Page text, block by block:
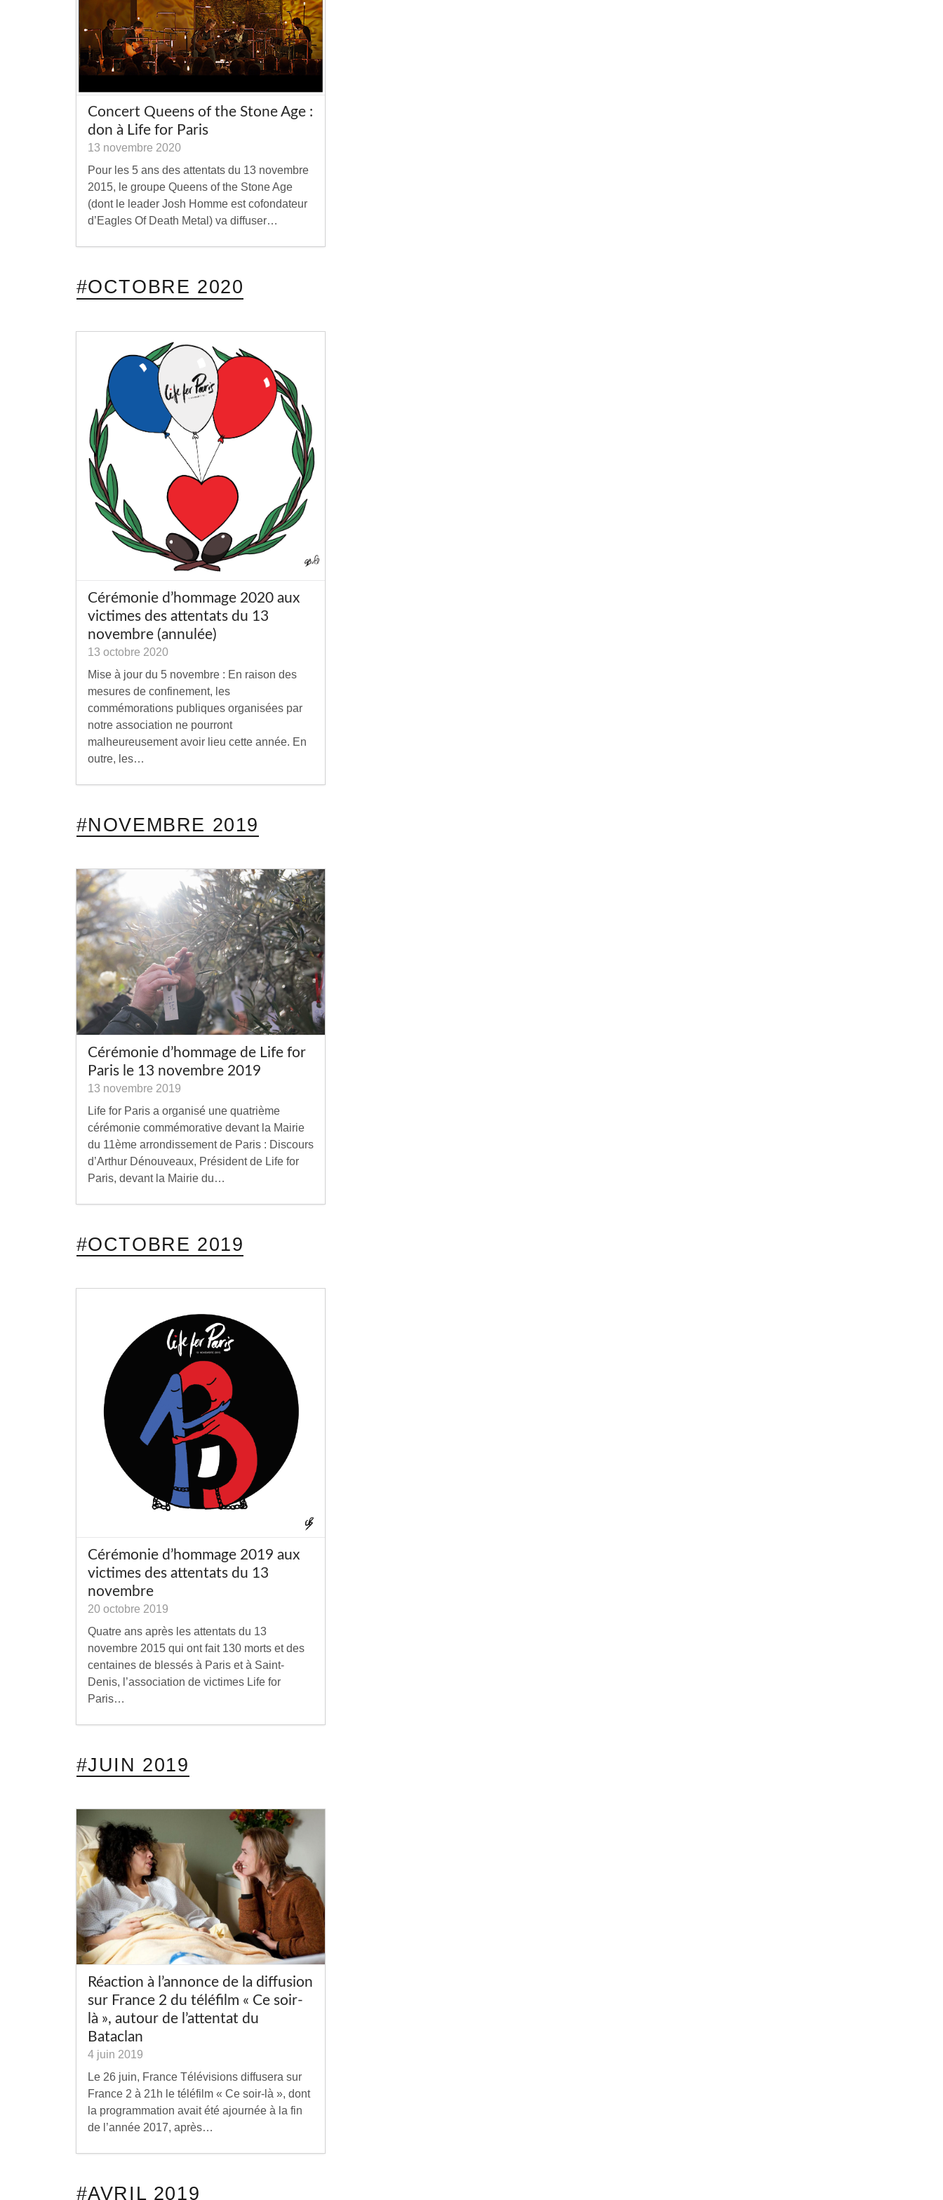
Concert Queens of the Stone Age :
don à Life for Paris
13 novembre 2020
Pour les 5 ans des attentats du 13 novembre
2015, le groupe Queens of the Stone Age
(dont le leader Josh Homme est cofondateur
d’Eagles Of Death Metal) va diffuser…
#OCTOBRE 2020
Cérémonie d’hommage 2020 aux
victimes des attentats du 13
novembre (annulée)
13 octobre 2020
Mise à jour du 5 novembre : En raison des
mesures de confinement, les
commémorations publiques organisées par
notre association ne pourront
malheureusement avoir lieu cette année. En
outre, les…
#NOVEMBRE 2019
Cérémonie d’hommage de Life for
Paris le 13 novembre 2019
13 novembre 2019
Life for Paris a organisé une quatrième
cérémonie commémorative devant la Mairie
du 11ème arrondissement de Paris : Discours
d’Arthur Dénouveaux, Président de Life for
Paris, devant la Mairie du…
#OCTOBRE 2019
Cérémonie d’hommage 2019 aux
victimes des attentats du 13
novembre
20 octobre 2019
Quatre ans après les attentats du 13
novembre 2015 qui ont fait 130 morts et des
centaines de blessés à Paris et à Saint-
Denis, l’association de victimes Life for
Paris…
#JUIN 2019
Réaction à l’annonce de la diffusion
sur France 2 du téléfilm « Ce soir-
là », autour de l’attentat du
Bataclan
4 juin 2019
Le 26 juin, France Télévisions diffusera sur
France 2 à 21h le téléfilm « Ce soir-là », dont
la programmation avait été ajournée à la fin
de l’année 2017, après…
#AVRIL 2019